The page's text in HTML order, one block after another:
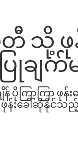
သို့ ဖု
ချက်မ
ပိုကြာကြာ ဖု
န်းခေါ်ဆိုနိုင်သ